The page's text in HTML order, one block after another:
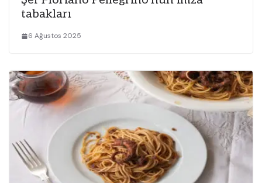
tabakları
6 Ağustos 2025